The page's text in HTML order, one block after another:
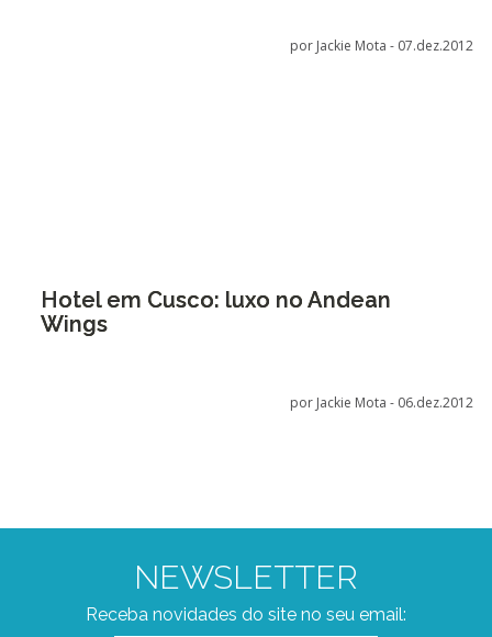
por Jackie Mota - 07.dez.2012
Hotel em Cusco: luxo no Andean
Wings
por Jackie Mota - 06.dez.2012
NEWSLETTER
Receba novidades do site no seu email: